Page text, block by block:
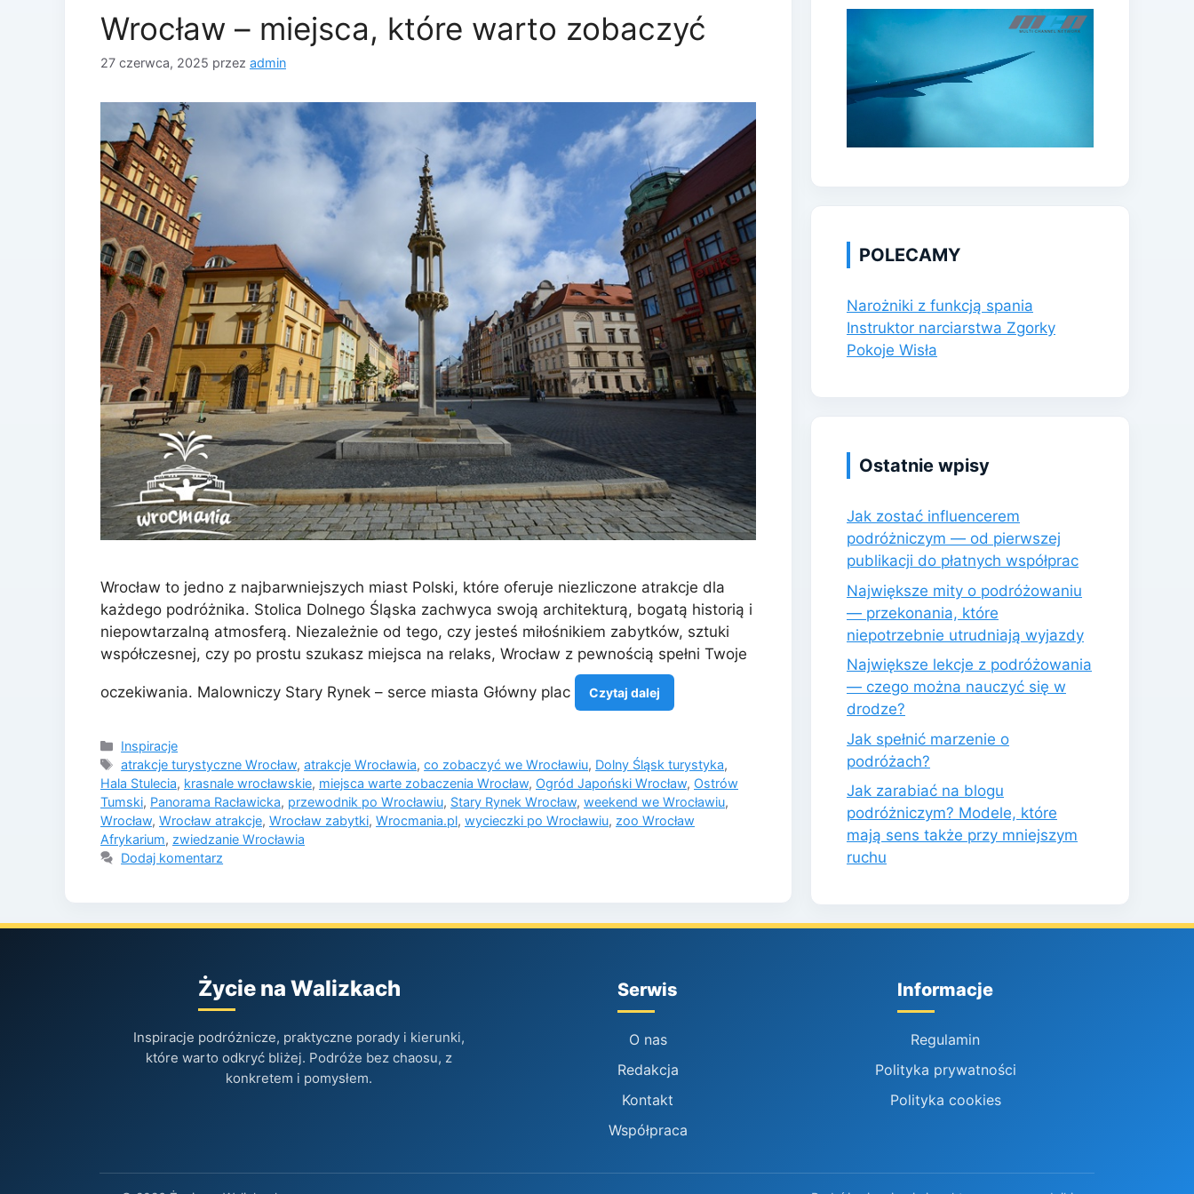
Wrocław – miejsca, które warto zobaczyć
27 czerwca, 2025 przez admin
Wrocław to jedno z najbarwniejszych miast Polski, które oferuje niezliczone atrakcje dla
każdego podróżnika. Stolica Dolnego Śląska zachwyca swoją architekturą, bogatą historią i
niepowtarzalną atmosferą. Niezależnie od tego, czy jesteś miłośnikiem zabytków, sztuki
współczesnej, czy po prostu szukasz miejsca na relaks, Wrocław z pewnością spełni Twoje
oczekiwania. Malowniczy Stary Rynek – serce miasta Główny plac Czytaj dalej
Kategorie
Inspiracje
Tagi
atrakcje turystyczne Wrocław,atrakcje Wrocławia,co zobaczyć we Wrocławiu, Dolny Śląsk turystyka,
Hala Stulecia, krasnale wrocławskie, miejsca warte zobaczenia Wrocław, Ogród Japoński Wrocław, Ostrów
Tumski, Panorama Racławicka, przewodnik po Wrocławiu, Stary Rynek Wrocław, weekend we Wrocławiu,
Wrocław, Wrocław atrakcje, Wrocław zabytki, Wrocmania.pl, wycieczki po Wrocławiu, zoo Wrocław
Afrykarium, zwiedzanie Wrocławia
Dodaj komentarz
POLECAMY
Narożniki z funkcją spania
Instruktor narciarstwa Zgorky
Pokoje Wisła
Ostatnie wpisy
Jak zostać influencerem
podróżniczym — od pierwszej
publikacji do płatnych współprac
Największe mity o podróżowaniu
— przekonania, które
niepotrzebnie utrudniają wyjazdy
Największe lekcje z podróżowania
— czego można nauczyć się w
drodze?
Jak spełnić marzenie o
podróżach?
Jak zarabiać na blogu
podróżniczym? Modele, które
mają sens także przy mniejszym
ruchu
Życie na Walizkach
Inspiracje podróżnicze, praktyczne porady i kierunki,
które warto odkryć bliżej. Podróże bez chaosu, z
konkretem i pomysłem.
Serwis
O nas
Redakcja
Kontakt
Współpraca
Informacje
Regulamin
Polityka prywatności
Polityka cookies